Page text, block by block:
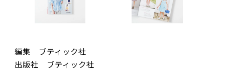
編集 ブティック社
出版社 ブティック社